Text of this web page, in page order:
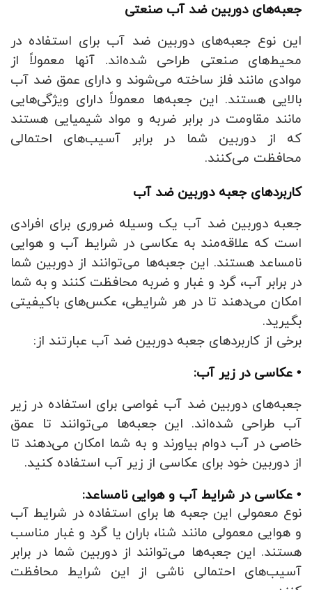
جعبه‌های دوربین ضد آب صنعتی
این نوع جعبه‌های دوربین ضد آب برای استفاده در
محیط‌های صنعتی طراحی شده‌اند. آنها معمولاً از
موادی مانند فلز ساخته می‌شوند و دارای عمق ضد آب
بالایی هستند. این جعبه‌ها معمولاً دارای ویژگی‌هایی
مانند مقاومت در برابر ضربه و مواد شیمیایی هستند
که از دوربین شما در برابر آسیب‌های احتمالی
محافظت می‌کنند.
کاربردهای جعبه دوربین ضد آب
جعبه دوربین ضد آب یک وسیله ضروری برای افرادی
است که علاقه‌مند به عکاسی در شرایط آب و هوایی
نامساعد هستند. این جعبه‌ها می‌توانند از دوربین شما
در برابر آب، گرد و غبار و ضربه محافظت کنند و به شما
امکان می‌دهند تا در هر شرایطی، عکس‌های باکیفیتی
بگیرید.
برخی از کاربردهای جعبه دوربین ضد آب عبارتند از:
• عکاسی در زیر آب:
جعبه‌های دوربین ضد آب غواصی برای استفاده در زیر
آب طراحی شده‌اند. این جعبه‌ها می‌توانند تا عمق
خاصی در آب دوام بیاورند و به شما امکان می‌دهند تا
از دوربین خود برای عکاسی از زیر آب استفاده کنید.
• عکاسی در شرایط آب و هوایی نامساعد:
نوع معمولی این جعبه ها برای استفاده در شرایط آب
و هوایی معمولی مانند شنا، باران یا گرد و غبار مناسب
هستند. این جعبه‌ها می‌توانند از دوربین شما در برابر
آسیب‌های احتمالی ناشی از این شرایط محافظت